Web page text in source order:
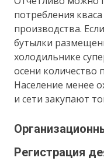
потребления
производства.
бутылки
холодильнике
осени количество
Население менее
и сети закупают
Регистрация